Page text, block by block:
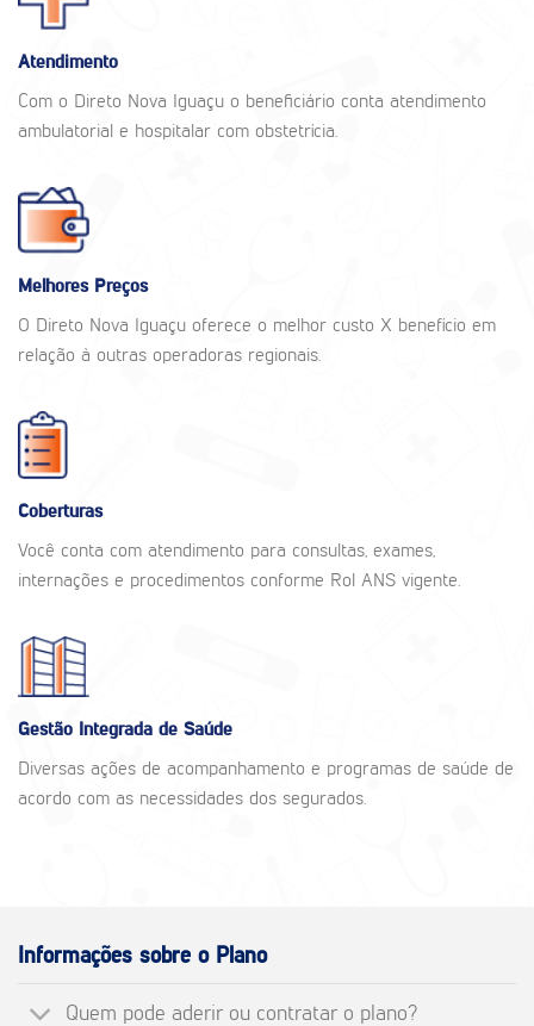
Atendimento
Com o Direto Nova Iguaçu o beneficiário conta atendimento
ambulatorial e hospitalar com obstetrícia.
Melhores Preços
O Direto Nova Iguaçu oferece o melhor custo X benefício em
relação à outras operadoras regionais.
Coberturas
Você conta com atendimento para consultas, exames,
internações e procedimentos conforme Rol ANS vigente.
Gestão Integrada de Saúde
Diversas ações de acompanhamento e programas de saúde de
acordo com as necessidades dos segurados.
Informações sobre o Plano
Quem pode aderir ou contratar o plano?